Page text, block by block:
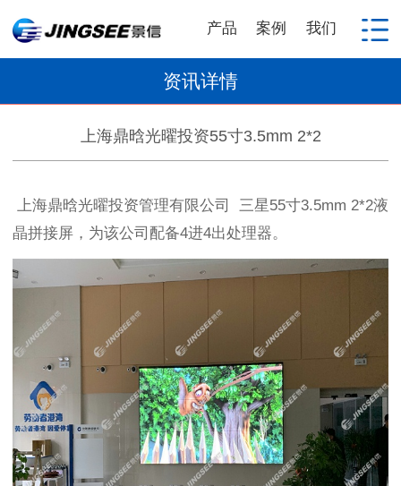
产品 案例 我们
资讯详情
上海鼎晗光曜投资55寸3.5mm 2*2
上海鼎晗光曜投资管理有限公司 三星55寸3.5mm 2*2液
晶拼接屏，为该公司配备4进4出处理器。